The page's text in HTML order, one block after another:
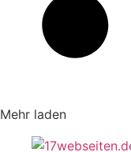
Mehr laden